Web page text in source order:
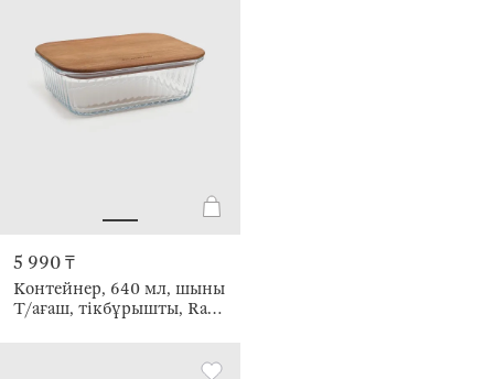
5 990 ₸
Контейнер, 640 мл, шыны
Т/ағаш, тікбұрышты, Ravi